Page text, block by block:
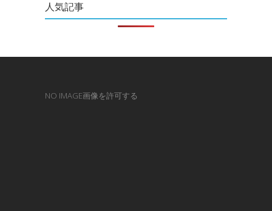
人気記事
NO IMAGE画像を許可する